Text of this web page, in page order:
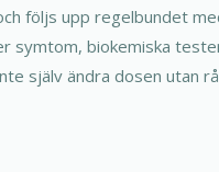
följs upp regelbundet
symtom, biokemiska
själv ändra dosen utan